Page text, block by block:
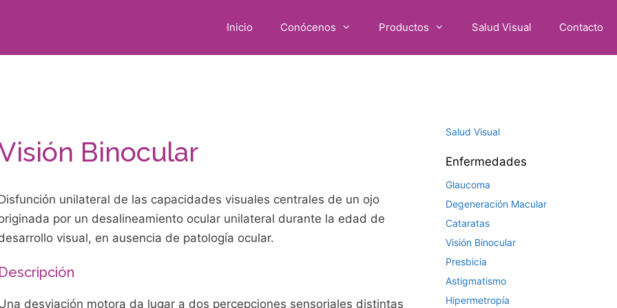
Inicio Conócenos Productos Salud Visual Contacto
Binocular
unilateral de las capacidades visuales centrales de un ojo
por un desalineamiento ocular unilateral durante la edad de
visual, en ausencia de patología ocular.
Descripción
desviación motora da lugar a dos percepciones sensoriales distintas
Salud Visual
Enfermedades
Glaucoma
Degeneración Macular
Cataratas
Visión Binocular
Presbicia
Astigmatismo
Hipermetropía